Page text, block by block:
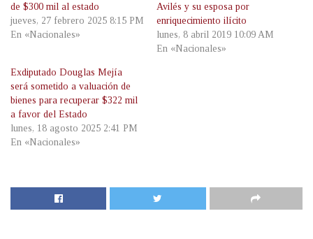
de $300 mil al estado
jueves, 27 febrero 2025 8:15 PM
En «Nacionales»
Avilés y su esposa por
enriquecimiento ilícito
lunes, 8 abril 2019 10:09 AM
En «Nacionales»
Exdiputado Douglas Mejía
será sometido a valuación de
bienes para recuperar $322 mil
a favor del Estado
lunes, 18 agosto 2025 2:41 PM
En «Nacionales»